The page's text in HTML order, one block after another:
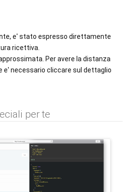
e' stato espresso direttamente
ricettiva.
Per avere la distanza
e' necessario cliccare sul dettaglio
per te